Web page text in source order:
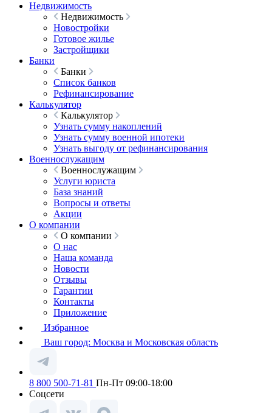
Недвижимость
Недвижимость
Новостройки
Готовое жилье
Застройщики
Банки
Банки
Список банков
Рефинансирование
Калькулятор
Калькулятор
Узнать сумму накоплений
Узнать сумму военной ипотеки
Узнать выгоду от рефинансирования
Военнослужащим
Военнослужащим
Услуги юриста
База знаний
Вопросы и ответы
Акции
О компании
О компании
О нас
Наша команда
Новости
Отзывы
Гарантии
Контакты
Приложение
Избранное
Ваш город: Москва и Московская область
8 800 500-71-81 Пн-Пт 09:00-18:00
Соцсети